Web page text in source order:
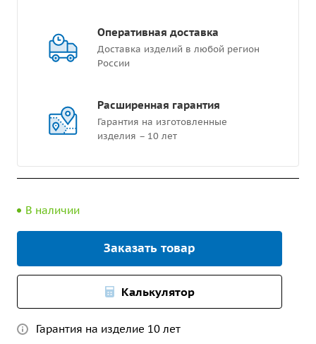
Оперативная доставка
Доставка изделий в любой регион
России
Расширенная гарантия
Гарантия на изготовленные
изделия – 10 лет
В наличии
Заказать товар
Калькулятор
Гарантия на изделие 10 лет